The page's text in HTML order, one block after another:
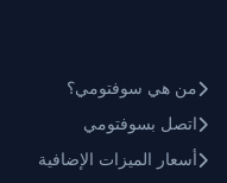
من هي سوفتومي؟
اتصل بسوفتومي
أسعار الميزات الإضافية